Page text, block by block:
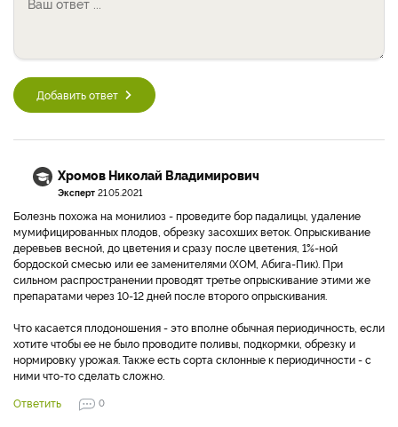
Добавить ответ
Хромов Николай Владимирович
Эксперт 21.05.2021
Болезнь похожа на монилиоз - проведите бор падалицы, удаление
мумифицированных плодов, обрезку засохших веток. Опрыскивание
деревьев весной, до цветения и сразу после цветения, 1%-ной
бордоской смесью или ее заменителями (ХОМ, Абига-Пик). При
сильном распространении проводят третье опрыскивание этими же
препаратами через 10-12 дней после второго опрыскивания.
Что касается плодоношения - это вполне обычная периодичность, если
хотите чтобы ее не было проводите поливы, подкормки, обрезку и
нормировку урожая. Также есть сорта склонные к периодичности - с
ними что-то сделать сложно.
Ответить
0